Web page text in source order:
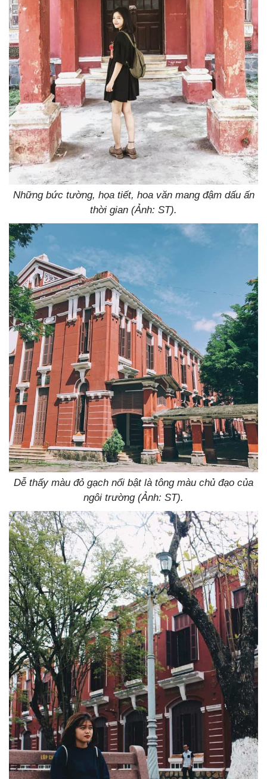
Những bức tường, họa tiết, hoa văn mang đậm dấu ấn
thời gian (Ảnh: ST).
Dễ thấy màu đỏ gạch nổi bật là tông màu chủ đạo của
ngôi trường (Ảnh: ST).